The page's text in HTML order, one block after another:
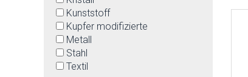
Kunststoff
Kupfer modifizierte
Metall
Stahl
Textil